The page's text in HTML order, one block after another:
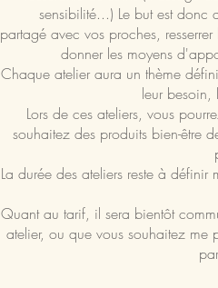
sensibilité...) Le but est donc
partagé avec vos proches,
donner les moyens
Chaque atelier aura un thème
leur besoin,
Lors de ces ateliers, vous
souhaitez des produits bien-être
La durée des ateliers reste à
Quant au tarif, il sera bientôt
atelier, ou que vous souhaitez me